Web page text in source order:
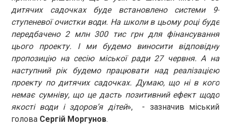
дитячих садочках буде встановлено системи 9-
ступеневої очистки води. На школи в цьому році буде
передбачено 2 млн 300 тис грн для фінансування
цього проекту. І ми будемо виносити відповідну
пропозицію на сесію міської ради 27 червня. А на
наступний рік будемо працювати над реалізацією
проекту по дитячих садочках. Думаю, що ні в кого
немає сумніву, що це дасть позитивний ефект щодо
якості води і здоров’я дітей», - зазначив міський
голова Сергій Моргунов.